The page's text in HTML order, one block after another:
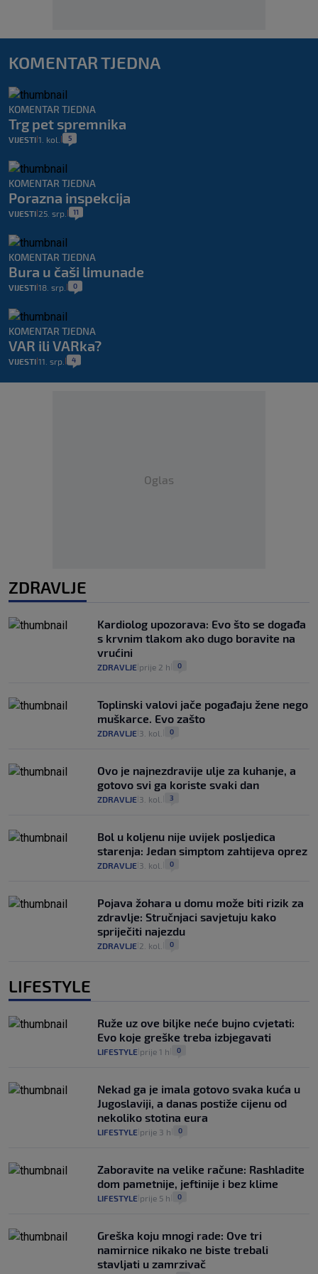
KOMENTAR TJEDNA
KOMENTAR TJEDNA
Trg pet spremnika
VIJESTI 1. kol. 5
KOMENTAR TJEDNA
Porazna inspekcija
VIJESTI 25. srp. 11
KOMENTAR TJEDNA
Bura u čaši limunade
VIJESTI 18. srp. 0
KOMENTAR TJEDNA
VAR ili VARka?
VIJESTI 11. srp. 4
Oglas
ZDRAVLJE
Kardiolog upozorava: Evo što se događa
s krvnim tlakom ako dugo boravite na
vrućini
ZDRAVLJE prije 2 h 0
Toplinski valovi jače pogađaju žene nego
muškarce. Evo zašto
ZDRAVLJE 3. kol. 0
Ovo je najnezdravije ulje za kuhanje, a
gotovo svi ga koriste svaki dan
ZDRAVLJE 3. kol. 3
Bol u koljenu nije uvijek posljedica
starenja: Jedan simptom zahtijeva oprez
ZDRAVLJE 3. kol. 0
Pojava žohara u domu može biti rizik za
zdravlje: Stručnjaci savjetuju kako
spriječiti najezdu
ZDRAVLJE 2. kol. 0
LIFESTYLE
Ruže uz ove biljke neće bujno cvjetati:
Evo koje greške treba izbjegavati
LIFESTYLE prije 1 h 0
Nekad ga je imala gotovo svaka kuća u
Jugoslaviji, a danas postiže cijenu od
nekoliko stotina eura
LIFESTYLE prije 3 h 0
Zaboravite na velike račune: Rashladite
dom pametnije, jeftinije i bez klime
LIFESTYLE prije 5 h 0
Greška koju mnogi rade: Ove tri
namirnice nikako ne biste trebali
stavljati u zamrzivač